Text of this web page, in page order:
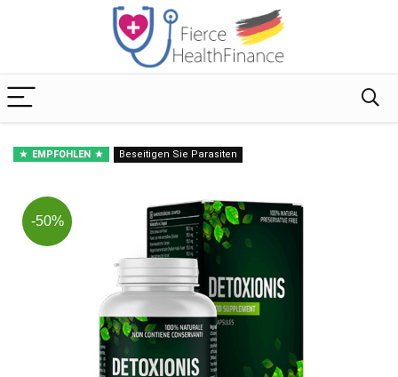
EMPFOHLEN Beseitigen Sie Parasiten
-50%